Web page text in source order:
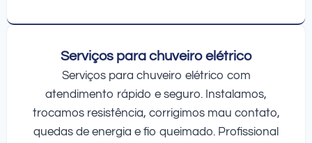
Serviços para chuveiro elétrico
Serviços para chuveiro elétrico com
atendimento rápido e seguro. Instalamos,
trocamos resistência, corrigimos mau contato,
quedas de energia e fio queimado. Profissional